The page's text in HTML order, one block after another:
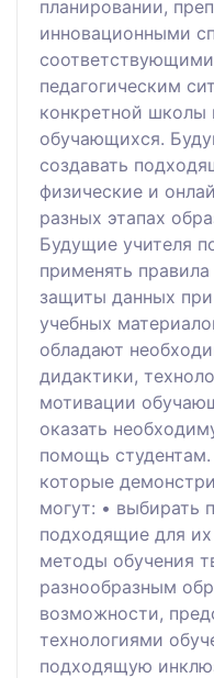
планировании,
инновационными
педагогическим
конкретной
обучающихся.
создавать
физические и
разных этапах
Будущие учителя
применять
защиты данных
учебных
обладают
дидактики,
мотивации
оказать
помощь
которые
могут: • выбирать
подходящие для
методы обучения
разнообразным
возможности,
технологиями
подходящую